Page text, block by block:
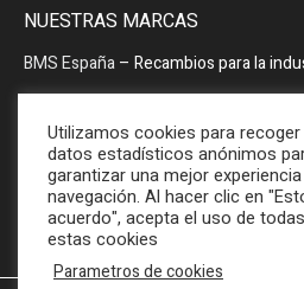
NUESTRAS MARCAS
BMS España– Recambios para la
PRODOPTIM– Mesa de
Utilizamos cookies para recoger
datos estadísticos anónimos
garantizar una mejor
navegación. Al hacer clic en
acuerdo", acepta el uso de todas
estas cookies
Parametros de cookies